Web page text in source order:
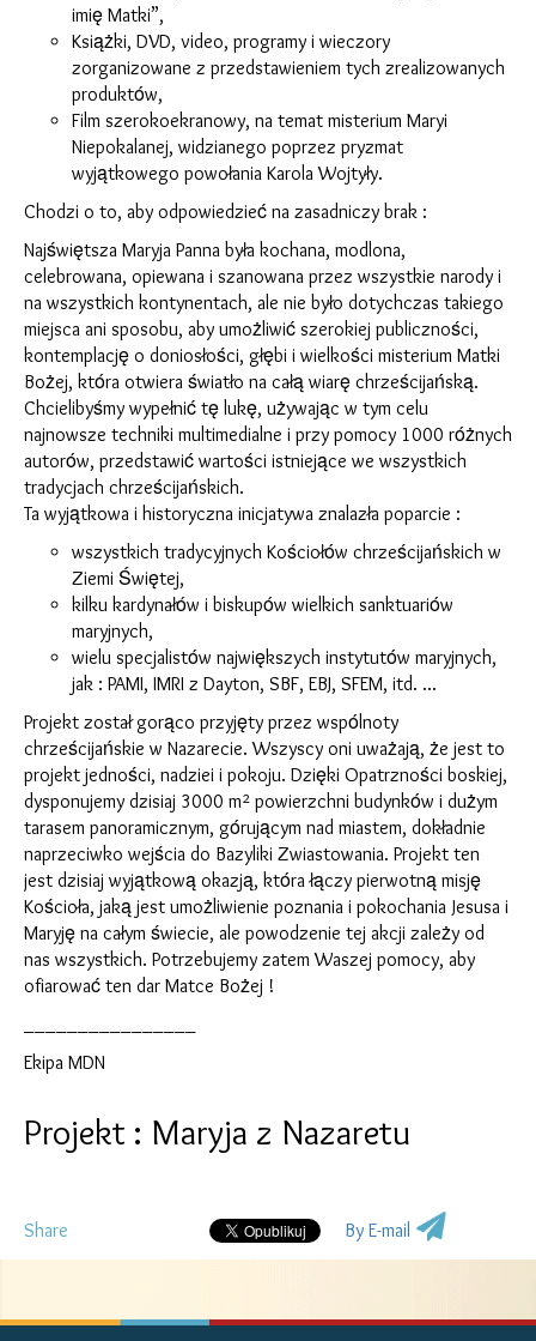
imię Matki”,
Książki, DVD, video, programy i wieczory
zorganizowane z przedstawieniem tych zrealizowanych
produktόw,
Film szerokoekranowy, na temat misterium Maryi
Niepokalanej, widzianego poprzez pryzmat
wyjątkowego powołania Karola Wojtyły.
Chodzi o to, aby odpowiedzieć na zasadniczy brak :
Najświętsza Maryja Panna była kochana, modlona,
celebrowana, opiewana i szanowana przez wszystkie narody i
na wszystkich kontynentach, ale nie było dotychczas takiego
miejsca ani sposobu, aby umożliwić szerokiej publiczności,
kontemplację o doniosłości, głębi i wielkości misterium Matki
Bożej, ktόra otwiera światło na całą wiarę chrześcijańską.
Chcielibyśmy wypełnić tę lukę, używając w tym celu
najnowsze techniki multimedialne i przy pomocy 1000 rόżnych
autorόw, przedstawić wartości istniejące we wszystkich
tradycjach chrześcijańskich.
Ta wyjątkowa i historyczna inicjatywa znalazła poparcie :
wszystkich tradycyjnych Kościołόw chrześcijańskich w
Ziemi Świętej,
kilku kardynałόw i biskupόw wielkich sanktuariόw
maryjnych,
wielu specjalistόw największych instytutόw maryjnych,
jak : PAMI, IMRI z Dayton, SBF, EBJ, SFEM, itd. ...
Projekt został gorąco przyjęty przez wspόlnoty
chrześcijańskie w Nazarecie. Wszyscy oni uważają, że jest to
projekt jedności, nadziei i pokoju. Dzięki Opatrzności boskiej,
dysponujemy dzisiaj 3000 m² powierzchni budynkόw i dużym
tarasem panoramicznym, gόrującym nad miastem, dokładnie
naprzeciwko wejścia do Bazyliki Zwiastowania. Projekt ten
jest dzisiaj wyjątkową okazją, ktόra łączy pierwotną misję
Kościoła, jaką jest umożliwienie poznania i pokochania Jesusa i
Maryję na całym świecie, ale powodzenie tej akcji zależy od
nas wszystkich. Potrzebujemy zatem Waszej pomocy, aby
ofiarować ten dar Matce Bożej !
Ekipa MDN
Projekt : Maryja z Nazaretu
Share By E-mail